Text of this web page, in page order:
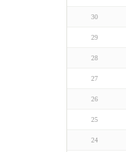
30
29
28
27
26
25
24